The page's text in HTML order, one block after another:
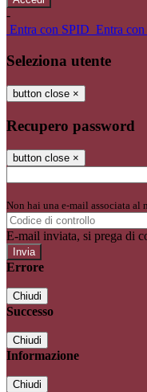
-
Entra con SPID Entra
Seleziona utente
button close ×
Recupero password
button close ×
Non hai una e-mail associata al
E-mail inviata, si prega di
Errore
Chiudi
Successo
Chiudi
Informazione
Chiudi